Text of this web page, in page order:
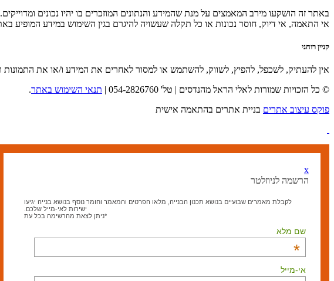
באתר זה הושקעו מירב המאמצים על מנת שהמידע והנתונים המוזכרים בו יהיו נכונים
אי התאמה, אי דיוק, חוסר נכונות או כל תקלה שעשויה להיגרם בגין השימוש במידע
קניין רוחני
אין להעתיק, לשכפל, להפיץ, לשווק, להשתמש או למסור לאחרים את המידע ו/או את
© כל הזכויות שמורות לאלי הראל מהנדסים | טל' 054-2826760 |
תנאי השימוש באתר.
פוקס עיצוב אתרים בניית אתרים בהתאמה אישית
x
הרשמה לניוזלטר
לקבלת מאמרים שבועיים בנושא תכנון הבנייה, מלאו הפרטים והמאמר וחומר נוסף בנושא בנייה יגיעו
ישירות לאי-מייל שלכם.
*ניתן לצאת מהרשימה בכל עת
שם מלא
*
אי-מייל